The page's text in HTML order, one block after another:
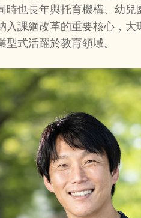
時也長年與托育機構、幼
入課綱改革的重要核心，
型式活躍於教育領域。